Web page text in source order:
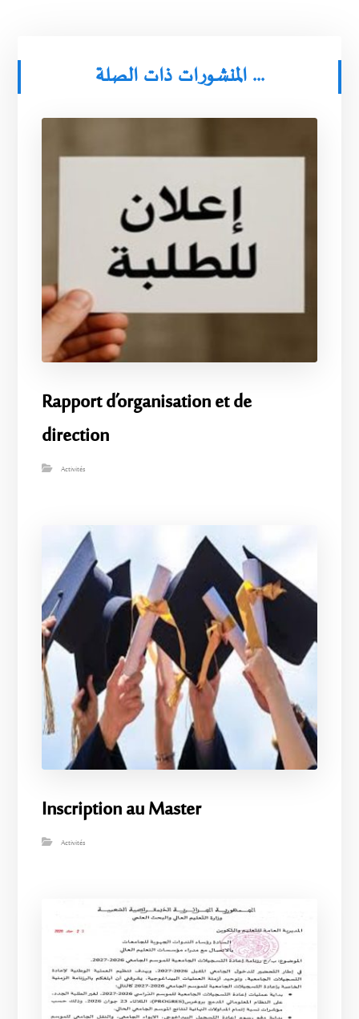
المنشورات ذات الصلة ...
Rapport d’organisation et de
direction
Activités
Inscription au Master
Activités